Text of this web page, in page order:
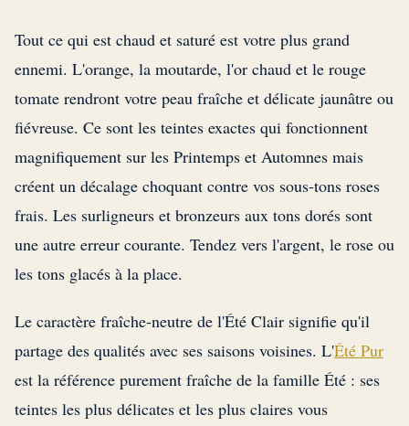
Tout ce qui est chaud et saturé est votre plus grand
ennemi. L'orange, la moutarde, l'or chaud et le rouge
tomate rendront votre peau fraîche et délicate jaunâtre ou
fiévreuse. Ce sont les teintes exactes qui fonctionnent
magnifiquement sur les Printemps et Automnes mais
créent un décalage choquant contre vos sous-tons roses
frais. Les surligneurs et bronzeurs aux tons dorés sont
une autre erreur courante. Tendez vers l'argent, le rose ou
les tons glacés à la place.
Le caractère fraîche-neutre de l'Été Clair signifie qu'il
partage des qualités avec ses saisons voisines. L'Été Pur
est la référence purement fraîche de la famille Été : ses
teintes les plus délicates et les plus claires vous